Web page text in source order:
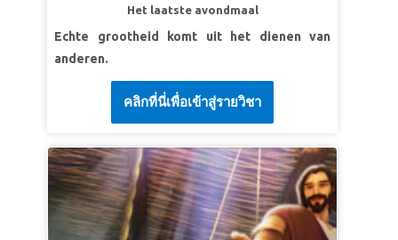
Het laatste avondmaal
Echte grootheid komt uit het dienen van
anderen.
คลิกที่นี่เพื่อเข้าสู่รายวิชา